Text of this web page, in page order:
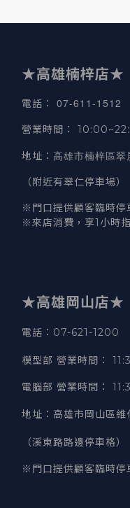
★高雄楠梓店★
電話 ： 07-611-1512
營業時間 ：
地址 ： 高雄市楠梓區翠
（附近有翠仁停車場）
※門口提供顧客臨時停
※來店消費，享1小時
★高雄岡山店★
電話：07-621-1200
模型部 營業時間 ：
電腦部 營業時間 ：
地址 ： 高雄市岡山區維
（溪東路路邊停車格）
※門口提供顧客臨時停